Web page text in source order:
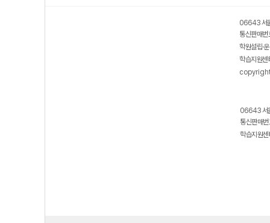
06643 서
통신판매
학원설립·
학습지원
06643 서
통신판매
학습지원